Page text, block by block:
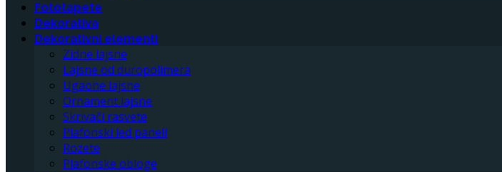
Fototapete
Dekorativa
Dekorativni elementi
Zidne lajsne
Lajsne od duropolimera
Ugaone lajsne
Ornament lajsne
Skrivači rasvete
Plafonski led paneli
Rozete
Plafonske obloge